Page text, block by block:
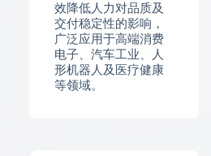
效降低人力对品质及
交付稳定性的影响，
广泛应用于高端消费
电子、汽车工业、人
形机器人及医疗健康
等领域。